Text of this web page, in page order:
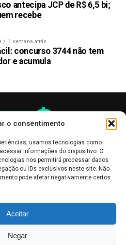
o consentimento
usamos tecnologias como
informações do dispositivo. O
nos permitirá processar dados
ou IDs exclusivos neste site. Não
pode afetar negativamente certos
Aceitar
Negar
antecipa JCP de R$ 6,5 bi;
recebe
1 semana atrás
concurso 3744 não tem
e acumula
de divulgação, e não devem ser
de investimento.Leia mais
Bolsa de Valores